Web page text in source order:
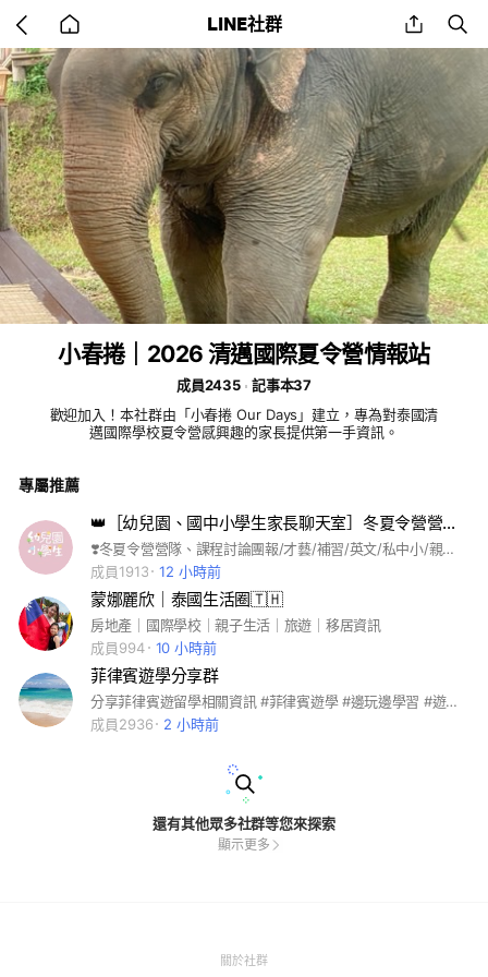
back
to
home
LINE社群 share
小春捲｜2026 清邁國際夏令營情報站
成員2435
記事本37
歡迎加入！本社群由「小春捲 Our Days」建立，專為對泰國清
邁國際學校夏令營感興趣的家長提供第一手資訊。
專屬推薦
👑［幼兒園、國中小學生家長聊天室］冬夏令營營隊、課程團報/兒童學用品/才藝/英文數學/私校/育兒教養
❣️冬夏令營營隊、課程討論團報/才藝/補習/英文/私中小/親子育兒教養 ❣️每年寒、暑假都會團報各式營隊或開學後的課程團報。歡迎一起享團報優惠 ❤️廠商或業者想合作開團，請先私訊團媽官方賴@033kqmzo #夏令營#冬令營#才藝#親子活動#親子旅遊#英文#補習班#才藝#月刊#橋樑書#私幼#私小#私中#台北#新北#桃園#台中#新竹#中永和#雙北
成員1913
12 小時前
蒙娜麗欣｜泰國生活圈🇹🇭
房地產｜國際學校｜親子生活｜旅遊｜移居資訊
成員994
10 小時前
菲律賓遊學分享群
分享菲律賓遊留學相關資訊 #菲律賓遊學 #邊玩邊學習 #遊學 #菲律賓旅遊
成員2936
2 小時前
還有其他眾多社群等您來探索
顯示更多
關於社群(Open